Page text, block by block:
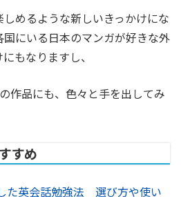
めるような新しいきっかけにな
にいる日本のマンガが好きな外
もなりますし、
作品にも、色々と手を出してみ
すめ
た英会話勉強法 選び方や使い